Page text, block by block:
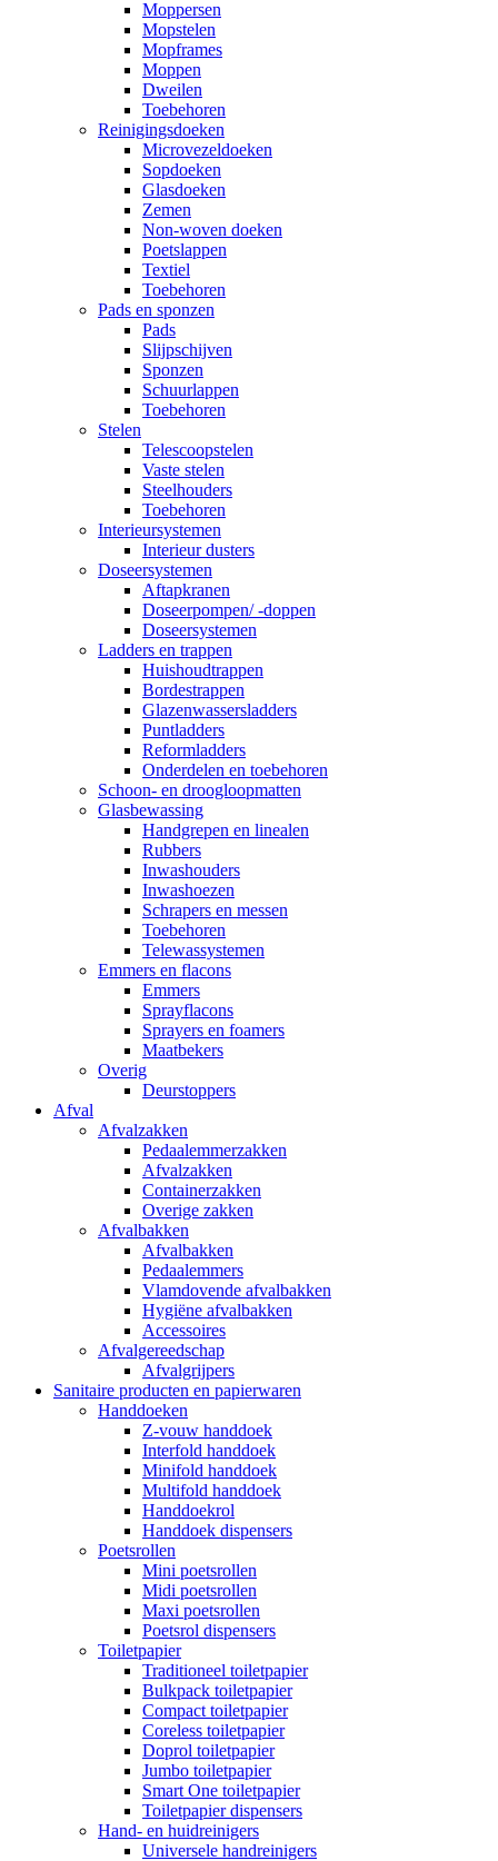
Moppersen
Mopstelen
Mopframes
Moppen
Dweilen
Toebehoren
Reinigingsdoeken
Microvezeldoeken
Sopdoeken
Glasdoeken
Zemen
Non-woven doeken
Poetslappen
Textiel
Toebehoren
Pads en sponzen
Pads
Slijpschijven
Sponzen
Schuurlappen
Toebehoren
Stelen
Telescoopstelen
Vaste stelen
Steelhouders
Toebehoren
Interieursystemen
Interieur dusters
Doseersystemen
Aftapkranen
Doseerpompen/ -doppen
Doseersystemen
Ladders en trappen
Huishoudtrappen
Bordestrappen
Glazenwassersladders
Puntladders
Reformladders
Onderdelen en toebehoren
Schoon- en droogloopmatten
Glasbewassing
Handgrepen en linealen
Rubbers
Inwashouders
Inwashoezen
Schrapers en messen
Toebehoren
Telewassystemen
Emmers en flacons
Emmers
Sprayflacons
Sprayers en foamers
Maatbekers
Overig
Deurstoppers
Afval
Afvalzakken
Pedaalemmerzakken
Afvalzakken
Containerzakken
Overige zakken
Afvalbakken
Afvalbakken
Pedaalemmers
Vlamdovende afvalbakken
Hygiëne afvalbakken
Accessoires
Afvalgereedschap
Afvalgrijpers
Sanitaire producten en papierwaren
Handdoeken
Z-vouw handdoek
Interfold handdoek
Minifold handdoek
Multifold handdoek
Handdoekrol
Handdoek dispensers
Poetsrollen
Mini poetsrollen
Midi poetsrollen
Maxi poetsrollen
Poetsrol dispensers
Toiletpapier
Traditioneel toiletpapier
Bulkpack toiletpapier
Compact toiletpapier
Coreless toiletpapier
Doprol toiletpapier
Jumbo toiletpapier
Smart One toiletpapier
Toiletpapier dispensers
Hand- en huidreinigers
Universele handreinigers